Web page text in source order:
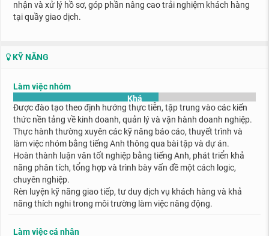
nhận và xử lý hồ sơ, góp phần nâng cao trải nghiệm khách hàng
tại quầy giao dịch.
KỸ NĂNG
Làm việc nhóm
Khá
Được đào tạo theo định hướng thực tiễn, tập trung vào các kiến
thức nền tảng về kinh doanh, quản lý và vận hành doanh nghiệp.
Thực hành thường xuyên các kỹ năng báo cáo, thuyết trình và
làm việc nhóm bằng tiếng Anh thông qua bài tập và dự án.
Hoàn thành luận văn tốt nghiệp bằng tiếng Anh, phát triển khả
năng phân tích, tổng hợp và trình bày vấn đề một cách logic,
chuyên nghiệp.
Rèn luyện kỹ năng giao tiếp, tư duy dịch vụ khách hàng và khả
năng thích nghi trong môi trường làm việc năng động.
Làm việc cá nhân